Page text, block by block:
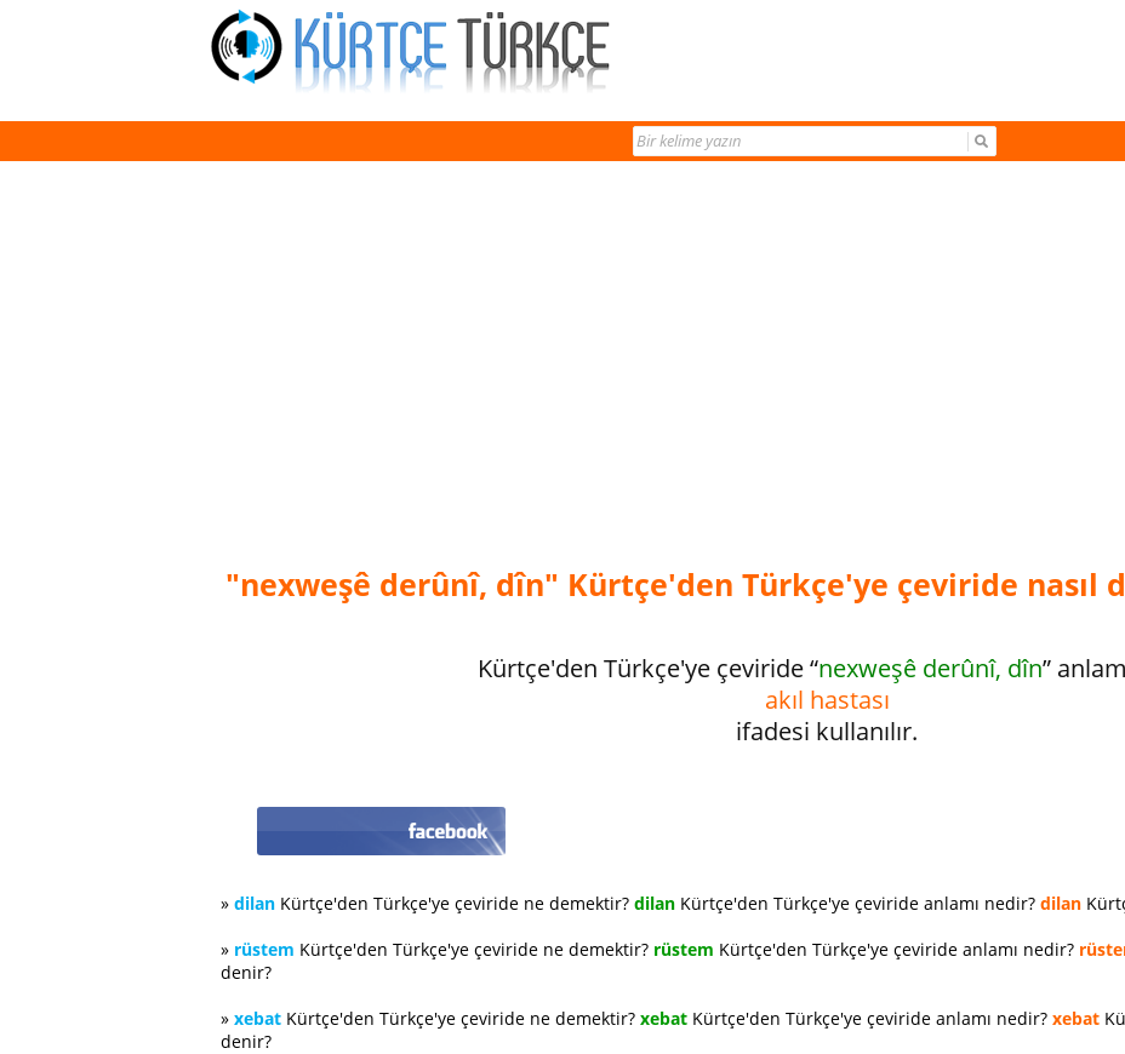
"nexweşê derûnî, dîn" Kürtçe'den Türkçe'ye çeviride nasıl
Kürtçe'den Türkçe'ye çeviride “nexweşê derûnî, dîn”
akıl hastası
ifadesi kullanılır.
» dilan Kürtçe'den Türkçe'ye çeviride ne demektir? dilan Kürtçe'den Türkçe'ye çeviride anlamı nedir? dilan
» rüstem Kürtçe'den Türkçe'ye çeviride ne demektir? rüstem Kürtçe'den Türkçe'ye çeviride anlamı nedir?
denir?
» xebat Kürtçe'den Türkçe'ye çeviride ne demektir? xebat Kürtçe'den Türkçe'ye çeviride anlamı nedir? xebat
denir?